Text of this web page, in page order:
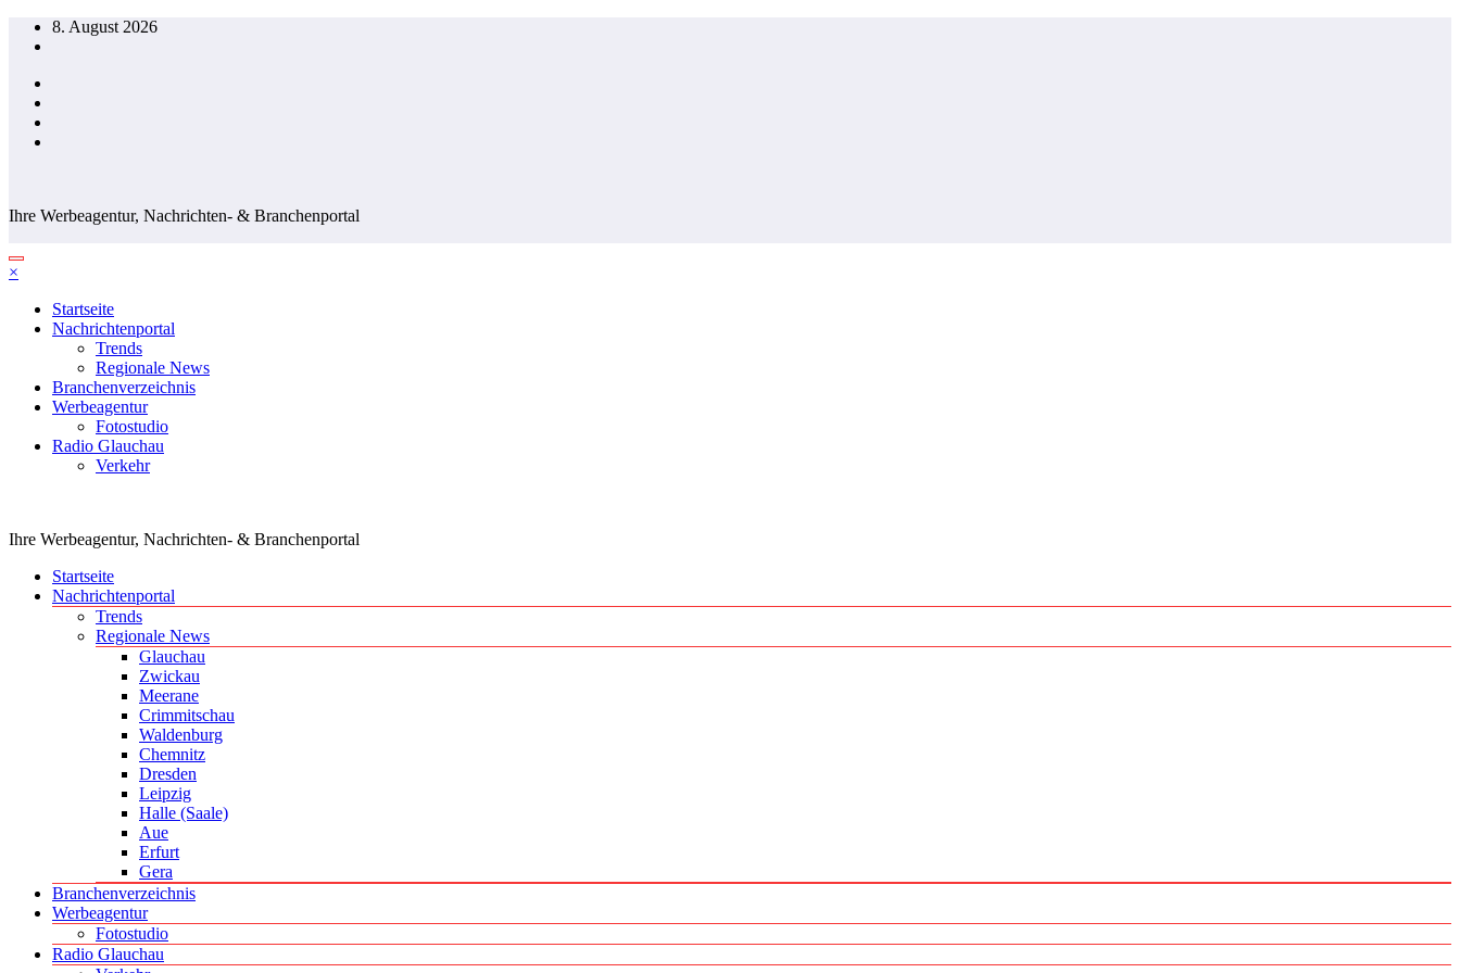
Zum
Inhalt
8. August 2026
Ihre Werbeagentur, Nachrichten- & Branchenportal
×
Startseite
Nachrichtenportal
Trends
Regionale News
Branchenverzeichnis
Werbeagentur
Fotostudio
Radio Glauchau
Verkehr
Ihre Werbeagentur, Nachrichten- & Branchenportal
Startseite
Nachrichtenportal
Trends
Regionale News
Glauchau
Zwickau
Meerane
Crimmitschau
Waldenburg
Chemnitz
Dresden
Leipzig
Halle (Saale)
Aue
Erfurt
Gera
Branchenverzeichnis
Werbeagentur
Fotostudio
Radio Glauchau